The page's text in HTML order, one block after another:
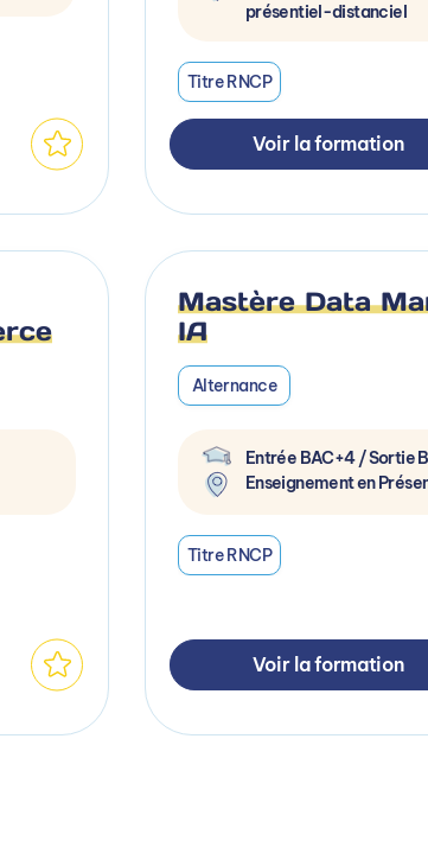
présentiel-distanciel
Titre RNCP
Voir la formation
Mastère Data
IA
Alternance
Entrée BAC+4 / Sortie
Enseignement en
Titre RNCP
Voir la formation